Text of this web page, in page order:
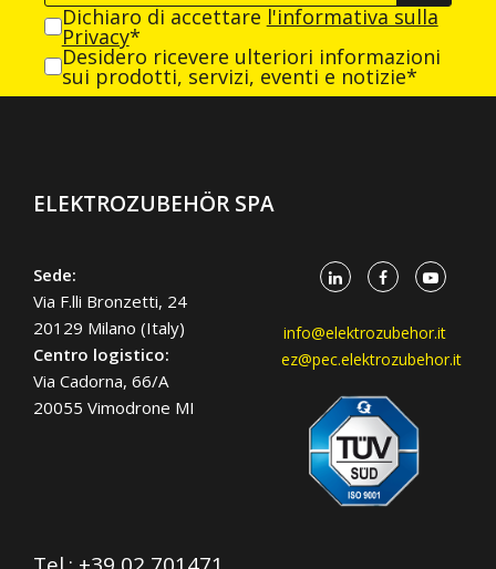
Dichiaro di accettare l'informativa sulla
Privacy*
Desidero ricevere ulteriori informazioni
sui prodotti, servizi, eventi e notizie*
ELEKTROZUBEHÖR SPA
Sede:
Via F.lli Bronzetti, 24
20129 Milano (Italy)
Centro logistico:
Via Cadorna, 66/A
20055 Vimodrone MI
info@elektrozubehor.it
ez@pec.elektrozubehor.it